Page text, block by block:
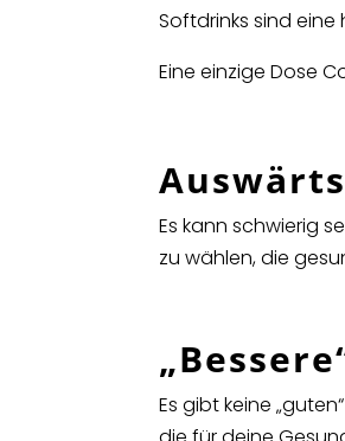
Softdrinks sind
Eine einzige Dose
Es kann schwierig
zu wählen, die
Es gibt keine